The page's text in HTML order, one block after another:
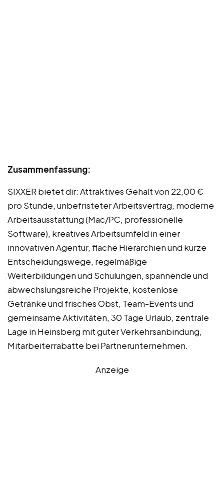
Zusammenfassung:
SIXXER bietet dir: Attraktives Gehalt von 22,00 €
pro Stunde, unbefristeter Arbeitsvertrag, moderne
Arbeitsausstattung (Mac/PC, professionelle
Software), kreatives Arbeitsumfeld in einer
innovativen Agentur, flache Hierarchien und kurze
Entscheidungswege, regelmäßige
Weiterbildungen und Schulungen, spannende und
abwechslungsreiche Projekte, kostenlose
Getränke und frisches Obst, Team-Events und
gemeinsame Aktivitäten, 30 Tage Urlaub, zentrale
Lage in Heinsberg mit guter Verkehrsanbindung,
Mitarbeiterrabatte bei Partnerunternehmen.
Anzeige